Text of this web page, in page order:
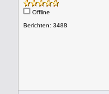
Offline
Berichten: 3488